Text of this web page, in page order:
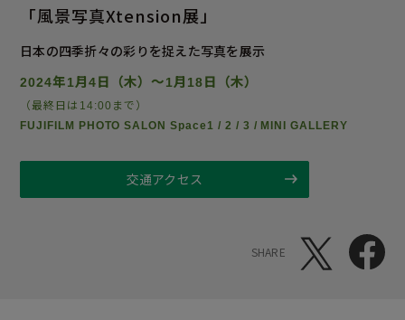
「風景写真Xtension展」
日本の四季折々の彩りを捉えた写真を展示
2024年1月4日（木）～1月18日（木）
（最終日は14:00まで）
FUJIFILM PHOTO SALON Space1 / 2 / 3 / MINI GALLERY
交通アクセス
SHARE